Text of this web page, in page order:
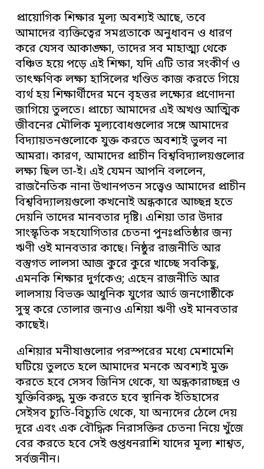
প্রায়োগিক শিক্ষার মূল্য অবশ্যই আছে, তবে
আমাদের ব্যক্তিত্বের সমগ্রতাকে অনুধাবন ও ধারণ
করে যেসব আকাঙ্ক্ষা, তাদের সব মাহাত্ম্য থেকে
বঞ্চিত হয়ে পড়ে এই শিক্ষা, যদি এটি তার সংকীর্ণ ও
তাৎক্ষণিক লক্ষ্য হাসিলের খণ্ডিত কাজ করতে গিয়ে
ব্যর্থ হয় শিক্ষার্থীদের মনে বৃহত্তর লক্ষ্যের প্রণোদনা
জাগিয়ে তুলতে। প্রাচ্যে আমাদের এই অখণ্ড আত্মিক
জীবনের মৌলিক মূল্যবোধগুলোর সঙ্গে আমাদের
বিদ্যায়তনগুলোকে যুক্ত করতে অবশ্যই ভুলব না
আমরা। কারণ, আমাদের প্রাচীন বিশ্ববিদ্যালয়গুলোর
লক্ষ্য ছিল তা-ই। এই যেমন আপনি বললেন,
রাজনৈতিক নানা উত্থানপতন সত্ত্বেও আমাদের প্রাচীন
বিশ্ববিদ্যালয়গুলো কখনোই অন্ধকারে আচ্ছন্ন হতে
দেয়নি তাদের মানবতার দৃষ্টি। এশিয়া তার উদার
সাংস্কৃতিক সহযোগিতার চেতনা পুনঃপ্রতিষ্ঠার জন্য
ঋণী ওই মানবতার কাছে। নিষ্ঠুর রাজনীতি আর
বস্তুগত লালসা আজ কুরে কুরে খাচ্ছে সবকিছু,
এমনকি শিক্ষার দুর্গকেও; এহেন রাজনীতি আর
লালসায় বিভক্ত আধুনিক যুগের আর্ত জনগোষ্ঠীকে
সুস্থ করে তোলার জন্যও এশিয়া ঋণী ওই মানবতার
কাছেই।
এশিয়ার মনীষাগুলোর পরস্পরের মধ্যে মেশামেশি
ঘটিয়ে তুলতে হলে আমাদের মনকে অবশ্যই মুক্ত
করতে হবে সেসব জিনিস থেকে, যা অন্ধকারাচ্ছন্ন ও
যুক্তিবিরুদ্ধ, মুক্ত করতে হবে স্থানিক ইতিহাসের
সেইসব চ্যুতি-বিচ্যুতি থেকে, যা অন্যদের ঠেলে দেয়
দূরে এবং এক বৌদ্ধিক নিরাসক্তির চেতনা নিয়ে খুঁজে
বের করতে হবে সেই গুপ্তধনরাশি যাদের মূল্য শাশ্বত,
সর্বজনীন।